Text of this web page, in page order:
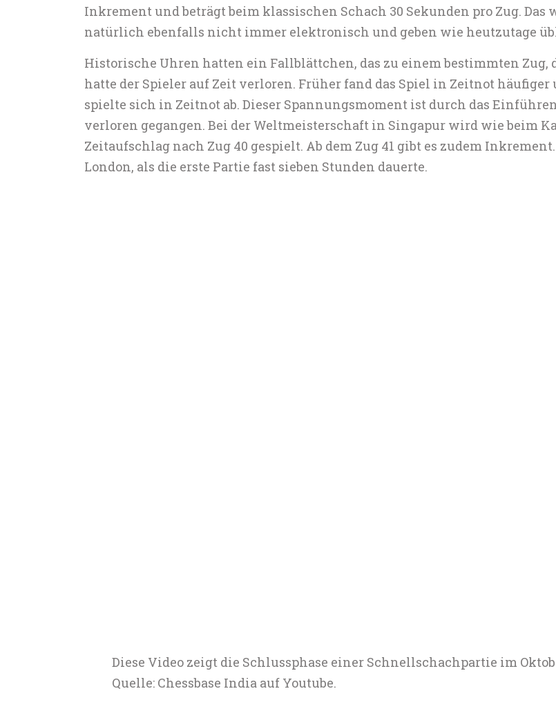
Inkrement und beträgt beim klassischen Schach 30 Sekunden pro Zug.
natürlich ebenfalls nicht immer elektronisch und geben wie heutzutage
Historische Uhren hatten ein Fallblättchen, das zu einem bestimmten Zug,
hatte der Spieler auf Zeit verloren. Früher fand das Spiel in Zeitnot
spielte sich in Zeitnot ab. Dieser Spannungsmoment ist durch das
verloren gegangen. Bei der Weltmeisterschaft in Singapur wird wie beim
Zeitaufschlag nach Zug 40 gespielt. Ab dem Zug 41 gibt es zudem
London, als die erste Partie fast sieben Stunden dauerte.
Diese Video zeigt die Schlussphase einer Schnellschachpartie im
Quelle: Chessbase India auf Youtube.